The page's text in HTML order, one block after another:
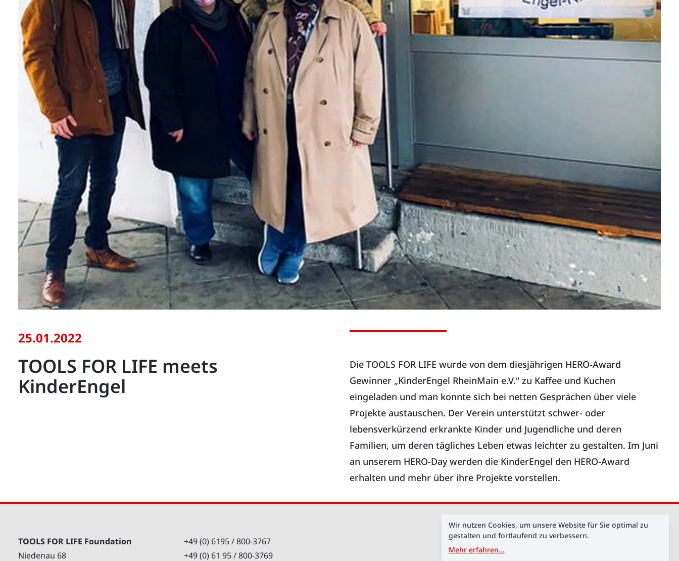
25.01.2022
TOOLS FOR LIFE meets
KinderEngel
Die TOOLS FOR LIFE wurde von dem diesjährigen HERO-Award
Gewinner „KinderEngel RheinMain e.V.“ zu Kaffee und Kuchen
eingeladen und man konnte sich bei netten Gesprächen über viele
Projekte austauschen. Der Verein unterstützt schwer- oder
lebensverkürzend erkrankte Kinder und Jugendliche und deren
Familien, um deren tägliches Leben etwas leichter zu gestalten. Im Juni
an unserem HERO-Day werden die KinderEngel den HERO-Award
erhalten und mehr über ihre Projekte vorstellen.
TOOLS FOR LIFE Foundation
Niedenau 68
+49 (0) 6195 / 800-3767
+49 (0) 61 95 / 800-3769
Wir nutzen Cookies, um unsere Website für Sie optimal zu
gestalten und fortlaufend zu verbessern.
Mehr erfahren...